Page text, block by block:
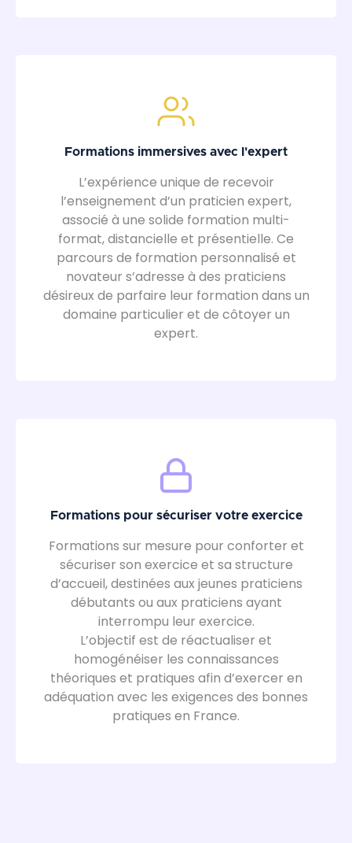
Formations immersives avec l'expert
L’expérience unique de recevoir
l’enseignement d’un praticien expert,
associé à une solide formation multi-
format, distancielle et présentielle. Ce
parcours de formation personnalisé et
novateur s’adresse à des praticiens
désireux de parfaire leur formation dans un
domaine particulier et de côtoyer un
expert.
Formations pour sécuriser votre exercice
Formations sur mesure pour conforter et
sécuriser son exercice et sa structure
d’accueil, destinées aux jeunes praticiens
débutants ou aux praticiens ayant
interrompu leur exercice.
L’objectif est de réactualiser et
homogénéiser les connaissances
théoriques et pratiques afin d’exercer en
adéquation avec les exigences des bonnes
pratiques en France.